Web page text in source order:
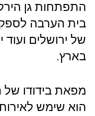
התפתחות גן
בית הערבה
של ירושלים ועוד
בארץ.
מפאת בידודו של
הוא שימש